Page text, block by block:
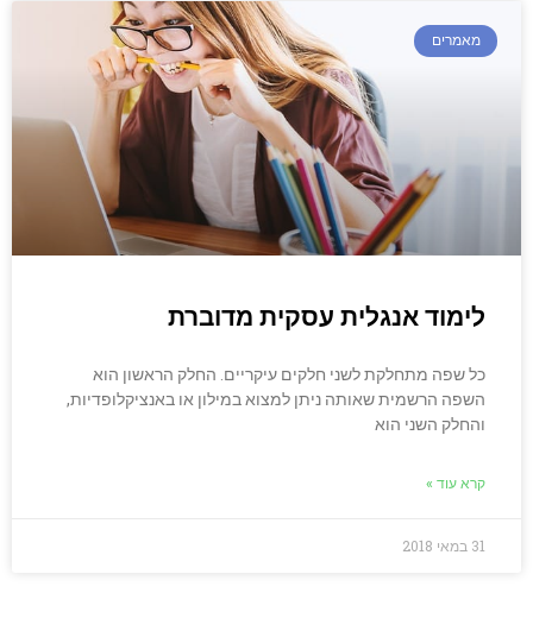
מאמרים
לימוד אנגלית עסקית מדוברת
כל שפה מתחלקת לשני חלקים עיקריים. החלק הראשון הוא
השפה הרשמית שאותה ניתן למצוא במילון או באנציקלופדיות,
והחלק השני הוא
קרא עוד »
31 במאי 2018